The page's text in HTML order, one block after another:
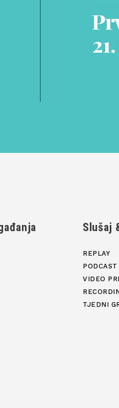
Slušaj
REPLAY
PODCAST
VIDEO
TJEDNI